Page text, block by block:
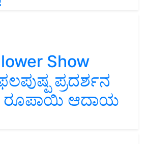
Show
ಪ್ರದರ್ಶನ
ರೂಪಾಯಿ ಆದಾಯ